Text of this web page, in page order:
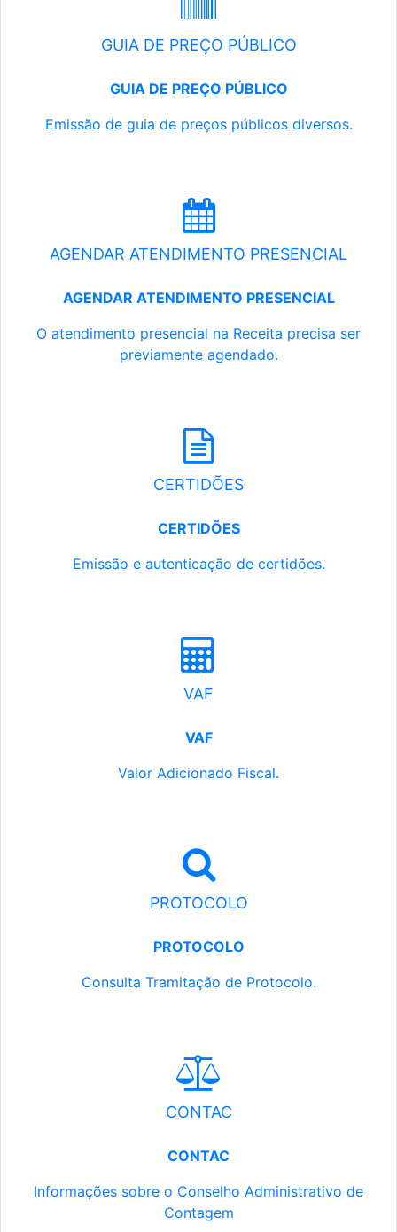
GUIA DE PREÇO PÚBLICO
GUIA DE PREÇO PÚBLICO
Emissão de guia de preços públicos diversos.
AGENDAR ATENDIMENTO PRESENCIAL
AGENDAR ATENDIMENTO PRESENCIAL
O atendimento presencial na Receita precisa ser
previamente agendado.
CERTIDÕES
CERTIDÕES
Emissão e autenticação de certidões.
VAF
VAF
Valor Adicionado Fiscal.
PROTOCOLO
PROTOCOLO
Consulta Tramitação de Protocolo.
CONTAC
CONTAC
Informações sobre o Conselho Administrativo de
Contagem